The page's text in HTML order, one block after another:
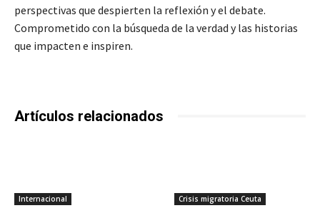
perspectivas que despierten la reflexión y el debate.
Comprometido con la búsqueda de la verdad y las historias
que impacten e inspiren.
Artículos relacionados
Internacional Crisis migratoria Ceuta